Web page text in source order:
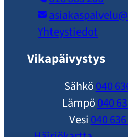
Yhteystiedot
Vikapäivystys
Sähkö040
Lämpö040
Vesi 040